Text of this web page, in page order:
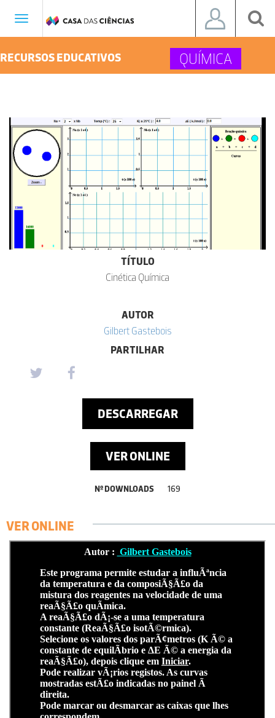
Toggle
RECURSOS EDUCATIVOS QUÍMICA
TÍTULO
Cinética Química
AUTOR
Gilbert Gastebois
PARTILHAR
DESCARREGAR
VER ONLINE
Nº DOWNLOADS 169
VER ONLINE